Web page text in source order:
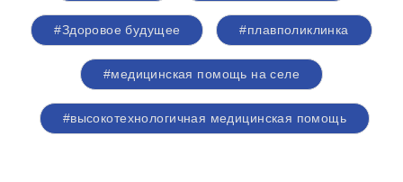
#Здоровое будущее #плавполиклинка
#медицинская помощь на селе
#высокотехнологичная медицинская помощь